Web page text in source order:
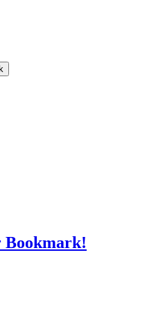
Bookmark!